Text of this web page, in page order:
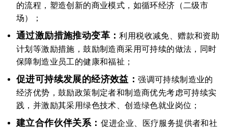
的流程，塑造创新的商业模式，如循环经济（二级市
场）；
通过激励措施推动变革：利用税收减免、赠款和资助
计划等激励措施，鼓励制造商采用可持续的做法，同时
保障制造业员工的健康和福祉；
促进可持续发展的经济效益：强调可持续制造业的
经济优势，鼓励政策制定者和制造商优先考虑可持续实
践，并激励其采用绿色技术、创造绿色就业岗位；
建立合作伙伴关系： 促进企业、医疗服务提供者和社